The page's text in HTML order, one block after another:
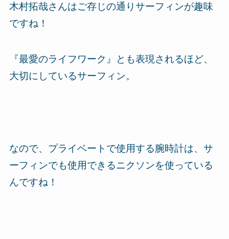
木村拓哉さんはご存じの通りサーフィンが趣味
ですね！
『最愛のライフワーク』とも表現されるほど、
大切にしているサーフィン。
なので、プライベートで使用する腕時計は、サ
ーフィンでも使用できるニクソンを使っている
んですね！